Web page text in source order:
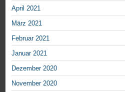
April 2021
März 2021
Februar 2021
Januar 2021
Dezember 2020
November 2020